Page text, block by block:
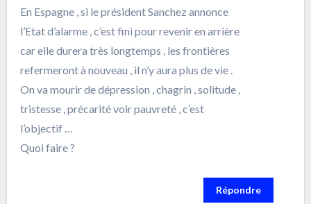
En Espagne , si le président Sanchez annonce
l’Etat d’alarme , c’est fini pour revenir en arrière
car elle durera très longtemps , les frontières
refermeront à nouveau , il n’y aura plus de vie .
On va mourir de dépression , chagrin , solitude ,
tristesse , précarité voir pauvreté , c’est
l’objectif …
Quoi faire ?
Répondre